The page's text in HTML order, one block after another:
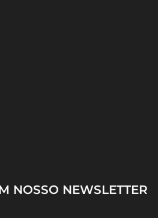
NOSSO NEWSLETTER